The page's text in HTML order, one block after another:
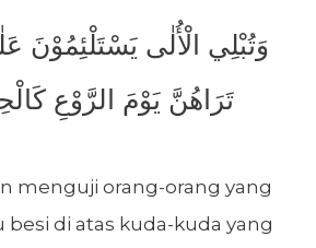
وَتُبْلِي الْأُلٰى يَسْتَلْئِمُوْنَ
تَرَاهُنَّ يَوْمَ الرَّوْعِ
menguji orang-orang yang
besi di atas kuda-kuda yang